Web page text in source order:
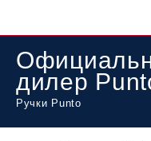
дилер
Ручки Punto